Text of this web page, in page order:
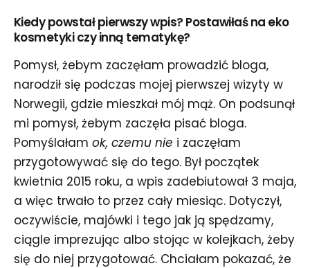
Kiedy powstał pierwszy wpis? Postawiłaś na eko
kosmetyki czy inną tematykę?
Pomysł, żebym zaczęłam prowadzić bloga,
narodził się podczas mojej pierwszej wizyty w
Norwegii, gdzie mieszkał mój mąż. On podsunął
mi pomysł, żebym zaczęła pisać bloga.
Pomyślałam ok, czemu nie i zaczęłam
przygotowywać się do tego. Był początek
kwietnia 2015 roku, a wpis zadebiutował 3 maja,
a więc trwało to przez cały miesiąc. Dotyczył,
oczywiście, majówki i tego jak ją spędzamy,
ciągle imprezując albo stojąc w kolejkach, żeby
się do niej przygotować. Chciałam pokazać, że